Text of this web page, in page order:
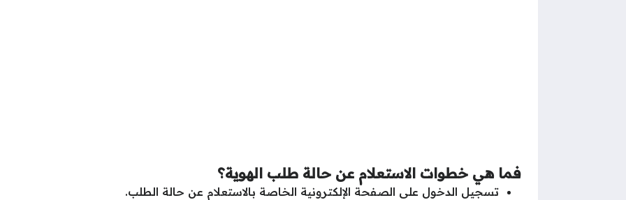
فما هي خطوات الاستعلام عن حالة طلب الهوية؟
تسجيل الدخول على الصفحة الإلكترونية الخاصة بالاستعلام عن حالة الطلب.